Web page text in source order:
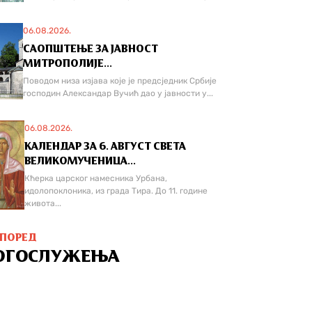
06.08.2026.
САОПШТЕЊЕ ЗА ЈАВНОСТ
МИТРОПОЛИЈЕ...
Поводом низа изјава које је предсједник Србије
господин Александар Вучић дао у јавности у...
06.08.2026.
КАЛЕНДАР ЗА 6. АВГУСТ СВЕТА
ВЕЛИКОМУЧЕНИЦА...
Кћерка царског намесника Урбана,
идолопоклоника, из града Тира. До 11. године
живота...